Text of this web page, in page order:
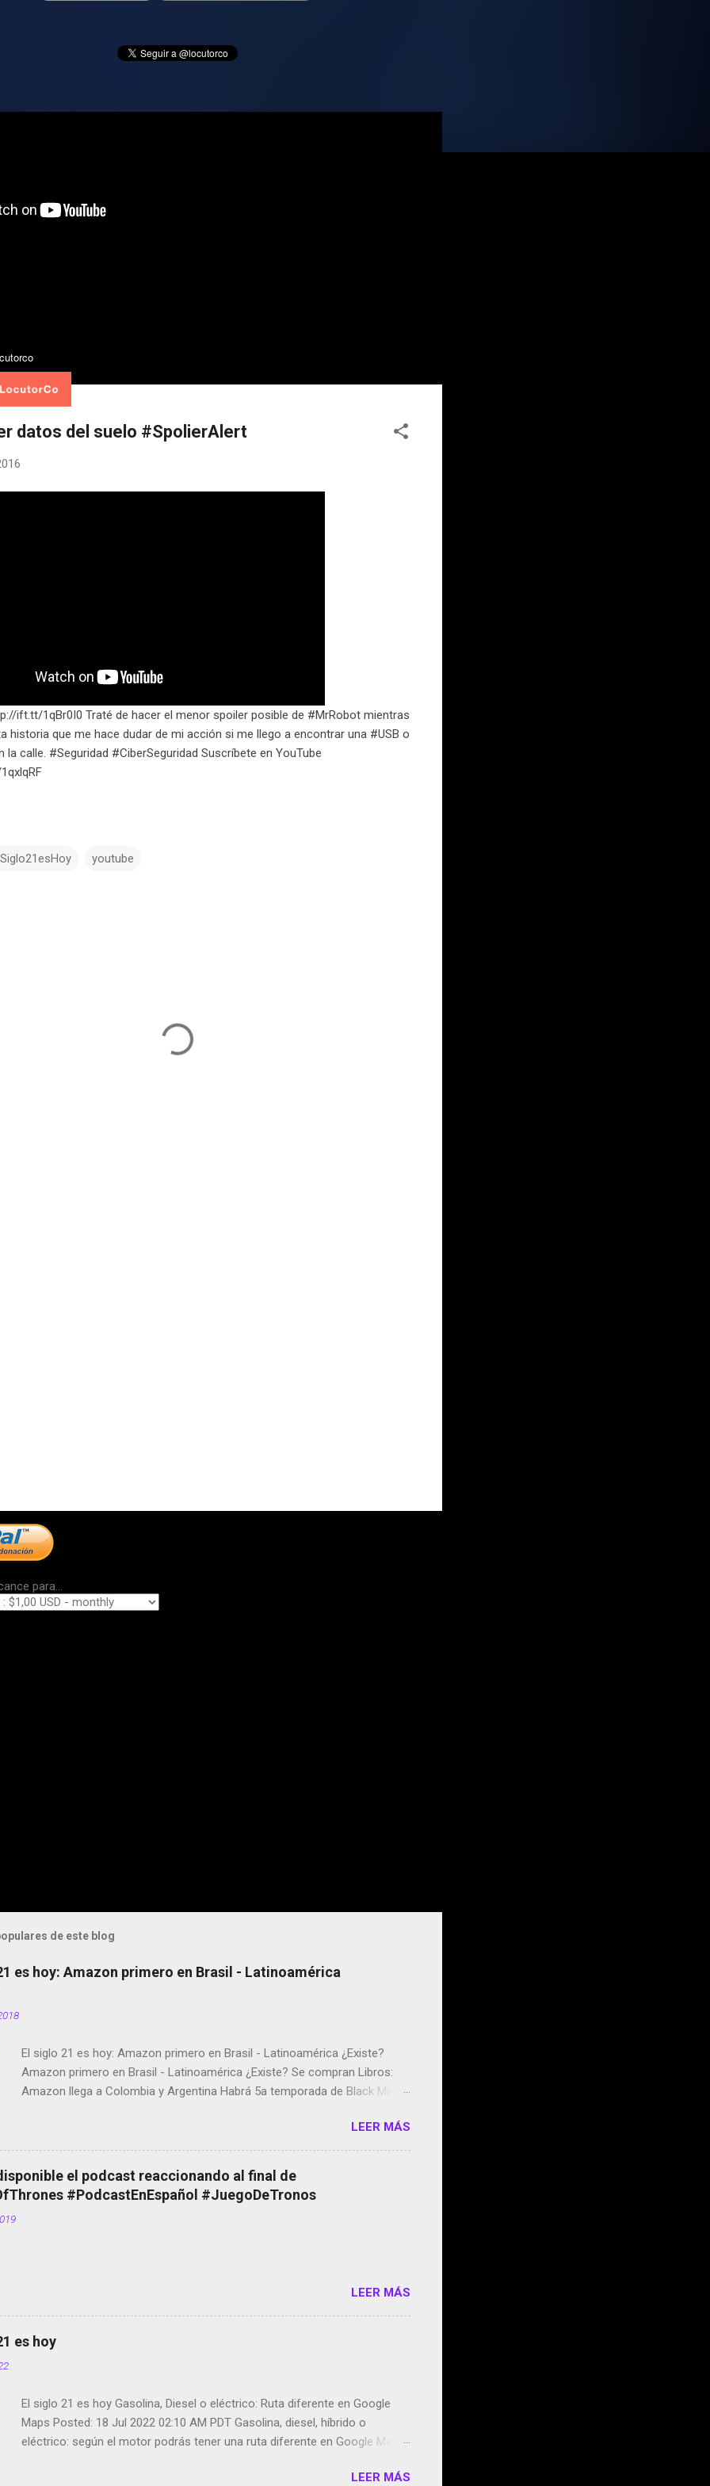
datos del suelo #SpolierAlert
ift.tt/1qBr0I0 Traté de hacer el menor spoiler posible de #MrRobot mientras
historia que me hace dudar de mi acción si me llego a encontrar una #USB o
la calle. #Seguridad #CiberSeguridad Suscríbete en YouTube
youtube
para...
de este blog
es hoy: Amazon primero en Brasil - Latinoamérica
El siglo 21 es hoy: Amazon primero en Brasil - Latinoamérica ¿Existe?
Amazon primero en Brasil - Latinoamérica ¿Existe? Se compran Libros:
Amazon llega a Colombia y Argentina Habrá 5a temporada de Black Mirror
copyright en Instagram Música y vídeo selfies en la red social Riddley
Scott saca a Kevin Spacey de su película Francisco regaña a los que usan
el smartphone en sus misas La serie de la Tierra Media GoBee - StartUp
de bicicletas de alquiler Stop Motion en Instagram Vodafone: me siento
tumbado. Amazon Music: Chingo yo, chingas tu... http://amzn.to/2z1UkPK
LEER MÁS
el podcast reaccionando al final de
#PodcastEnEspañol #JuegoDeTronos
LEER MÁS
es hoy
El siglo 21 es hoy Gasolina, Diesel o eléctrico: Ruta diferente en Google
Maps Posted: 18 Jul 2022 02:10 AM PDT Gasolina, diesel, híbrido o
eléctrico: según el motor podrás tener una ruta diferente en Google Maps.
de esos sentidos es lo que hacen los desarrolladores de Alphabet, laLEER MÁS